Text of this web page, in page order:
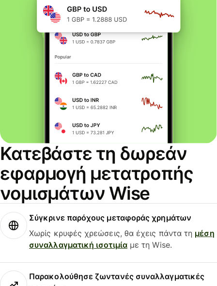
Κατεβάστε τη δωρεάν
εφαρμογή μετατροπής
νομισμάτων Wise
Σύγκρινε παρόχους μεταφοράς χρημάτων
Χωρίς κρυφές χρεώσεις, θα έχεις πάντα τη μέση
συναλλαγματική ισοτιμίαμε τη Wise.
Παρακολούθησε ζωντανές συναλλαγματικές